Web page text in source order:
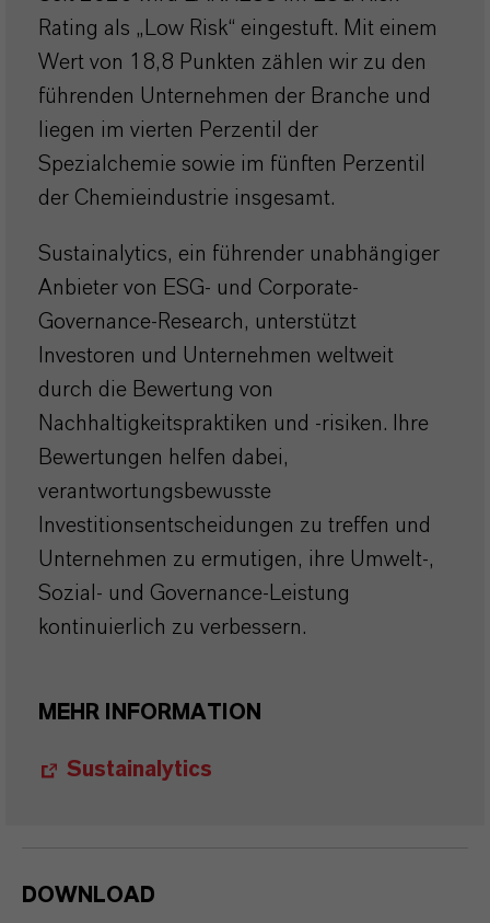
Rating als „Low Risk“ eingestuft. Mit einem
Wert von 18,8 Punkten zählen wir zu den
führenden Unternehmen der Branche und
liegen im vierten Perzentil der
Spezialchemie sowie im fünften Perzentil
der Chemieindustrie insgesamt.
Sustainalytics, ein führender unabhängiger
Anbieter von ESG- und Corporate-
Governance-Research, unterstützt
Investoren und Unternehmen weltweit
durch die Bewertung von
Nachhaltigkeitspraktiken und -risiken. Ihre
Bewertungen helfen dabei,
verantwortungsbewusste
Investitionsentscheidungen zu treffen und
Unternehmen zu ermutigen, ihre Umwelt-,
Sozial- und Governance-Leistung
kontinuierlich zu verbessern.
MEHR INFORMATION
Sustainalytics
DOWNLOAD